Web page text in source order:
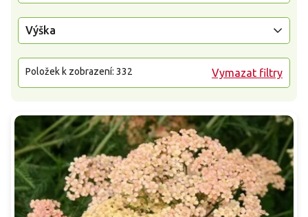
Výška
Vymazat filtry
Položek k zobrazení: 332